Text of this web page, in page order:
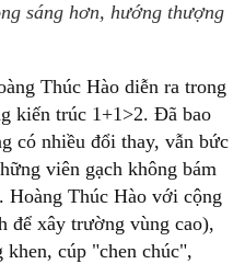
sáng hơn, hướng thượng
Thúc Hào diễn ra trong
kiến trúc 1+1>2. Đã bao
có nhiều đổi thay, vẫn bức
viên gạch không bám
Hoàng Thúc Hào với cộng
để xây trường vùng cao),
khen, cúp "chen chúc",